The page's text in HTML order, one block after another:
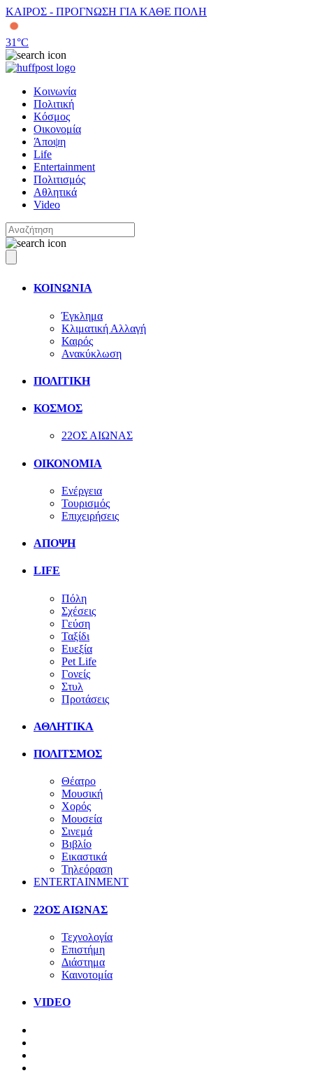
ΚΑΙΡΟΣ - ΠΡΟΓΝΩΣΗ ΓΙΑ ΚΑΘΕ ΠΟΛΗ
31°C
Κοινωνία
Πολιτική
Κόσμος
Οικονομία
Άποψη
Life
Entertainment
Πολιτισμός
Αθλητικά
Video
ΚΟΙΝΩΝΙΑ
Έγκλημα
Κλιματική Αλλαγή
Καιρός
Ανακύκλωση
ΠΟΛΙΤΙΚΗ
ΚΟΣΜΟΣ
22ΟΣ ΑΙΩΝΑΣ
ΟΙΚΟΝΟΜΙΑ
Ενέργεια
Τουρισμός
Επιχειρήσεις
ΑΠΟΨΗ
LIFE
Πόλη
Σχέσεις
Γεύση
Ταξίδι
Ευεξία
Pet Life
Γονείς
Στυλ
Προτάσεις
ΑΘΛΗΤΙΚΑ
ΠΟΛΙΤΣΜΟΣ
Θέατρο
Μουσική
Χορός
Μουσεία
Σινεμά
Βιβλίο
Εικαστικά
Τηλεόραση
ENTERTAINMENT
22ΟΣ ΑΙΩΝΑΣ
Τεχνολογία
Επιστήμη
Διάστημα
Καινοτομία
VIDEO